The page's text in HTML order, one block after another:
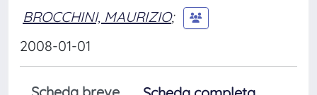
BROCCHINI, MAURIZIO;
2008-01-01